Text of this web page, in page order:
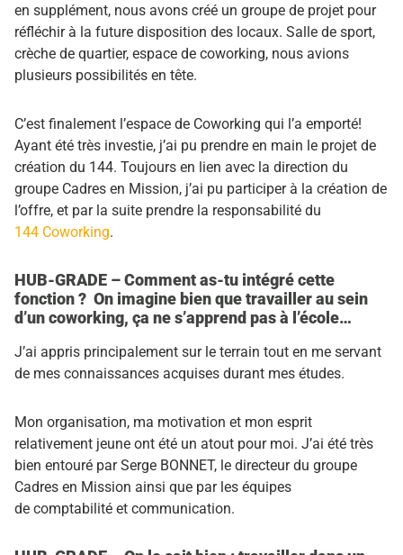
en supplément, nous avons créé un groupe de projet pour
réfléchir à la future disposition des locaux. Salle de sport,
crèche de quartier, espace de coworking, nous avions
plusieurs possibilités en tête.
C’est finalement l’espace de Coworking qui l’a emporté!
Ayant été très investie, j’ai pu prendre en main le projet de
création du 144. Toujours en lien avec la direction du
groupe Cadres en Mission, j’ai pu participer à la création de
l’offre, et par la suite prendre la responsabilité du
144 Coworking.
HUB-GRADE – Comment as-tu intégré cette
fonction ? On imagine bien que travailler au sein
d’un coworking, ça ne s’apprend pas à l’école…
J’ai appris principalement sur le terrain tout en me servant
de mes connaissances acquises durant mes études.
Mon organisation, ma motivation et mon esprit
relativement jeune ont été un atout pour moi. J’ai été très
bien entouré par Serge BONNET, le directeur du groupe
Cadres en Mission ainsi que par les équipes
de comptabilité et communication.